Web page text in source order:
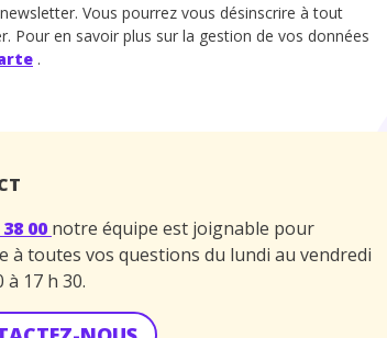
Vous pourrez vous désinscrire à tout
Pour en savoir plus sur la gestion de vos données
.
00 notre équipe est joignable pour
à toutes vos questions du lundi au vendredi
à 17 h 30.